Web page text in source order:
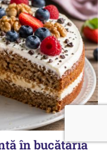
în bucătăria